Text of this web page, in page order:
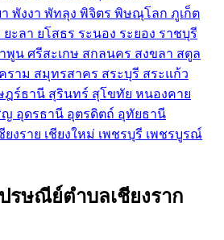
พังงา พัทลุง พิจิตร พิษณุโลก ภูเก็ต
ยะลา ยโสธร ระนอง ระยอง ราชบุรี
พูน ศรีสะเกษ สกลนคร สงขลา สตูล
ราม สมุทรสาคร สระบุรี สระแก้ว
ฎร์ธานี สุรินทร์ สุโขทัย หนองคาย
ญ อุดรธานี อุตรดิตถ์ อุทัยธานี
ยงราย เชียงใหม่ เพชรบุรี เพชรบูรณ์
รษณีย์ตำบลเชียงราก